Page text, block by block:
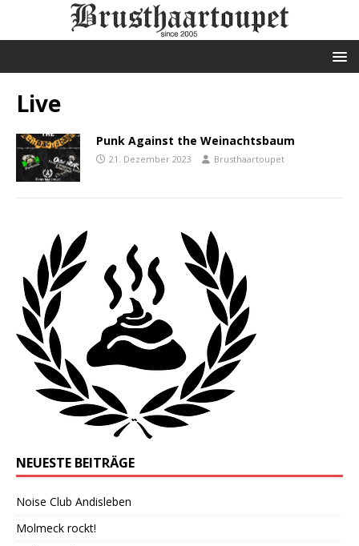
Live
Punk Against the Weinachtsbaum
21. Dezember 2023 Brusthaartoupet
NEUESTE BEITRÄGE
Noise Club Andisleben
Molmeck rockt!